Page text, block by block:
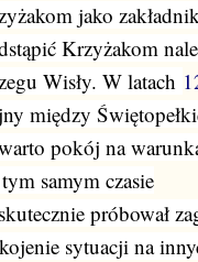
jako
Krzyżakom
Wisły. W latach
między
pokój na
samym czasie
próbował
sytuacji na